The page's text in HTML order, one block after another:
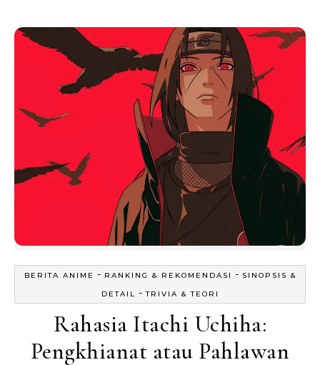
BERITA ANIME - RANKING & REKOMENDASI - SINOPSIS &
DETAIL -TRIVIA & TEORI
Rahasia Itachi Uchiha:
Pengkhianat atau Pahlawan